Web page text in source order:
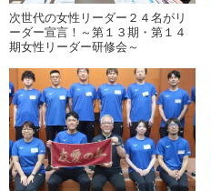
次世代の女性リーダー２４名がリ
ーダー宣言！～第１３期・第１４
期女性リーダー研修会～